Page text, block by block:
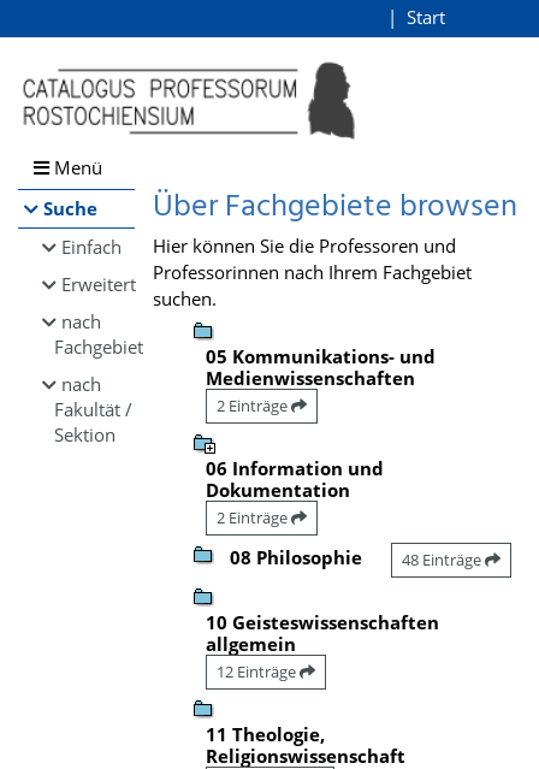
Browsen
direkt zum Inhalt
Start
Menü
Suche
Einfach
Erweitert
nach
Fachgebiet
nach
Fakultät /
Sektion
Über Fachgebiete browsen
Hier können Sie die Professoren und
Professorinnen nach Ihrem Fachgebiet
suchen.
05 Kommunikations- und
Medienwissenschaften
2 Einträge
06 Information und
Dokumentation
2 Einträge
08 Philosophie 48 Einträge
10 Geisteswissenschaften
allgemein
12 Einträge
11 Theologie,
Religionswissenschaft